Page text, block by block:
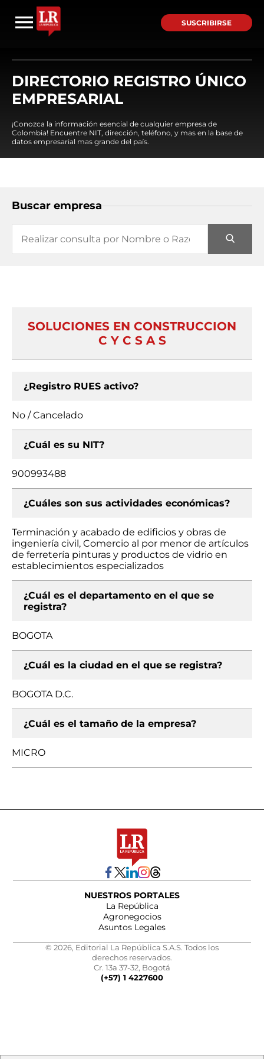
SUSCRIBIRSE
DIRECTORIO REGISTRO ÚNICO
EMPRESARIAL
¡Conozca la información esencial de cualquier empresa de
Colombia! Encuentre NIT, dirección, teléfono, y mas en la base de
datos empresarial mas grande del país.
Buscar empresa
SOLUCIONES EN CONSTRUCCION
C Y C S A S
¿Registro RUES activo?
No / Cancelado
¿Cuál es su NIT?
900993488
¿Cuáles son sus actividades económicas?
Terminación y acabado de edificios y obras de
ingeniería civil, Comercio al por menor de artículos
de ferretería pinturas y productos de vidrio en
establecimientos especializados
¿Cuál es el departamento en el que se
registra?
BOGOTA
¿Cuál es la ciudad en el que se registra?
BOGOTA D.C.
¿Cuál es el tamaño de la empresa?
MICRO
NUESTROS PORTALES
La República
Agronegocios
Asuntos Legales
© 2026, Editorial La República S.A.S. Todos los
derechos reservados.
Cr. 13a 37-32, Bogotá
(+57) 1 4227600